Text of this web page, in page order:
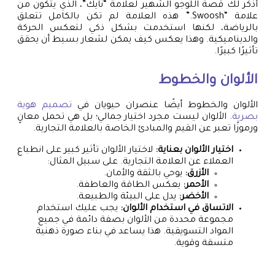
أذكر لك قصة اللوجو الشهير لعلامة “نايك”، الذي يتكون من
علامة “Swoosh.” هذه العلامة لم تكن بالكامل تتعلق
بالرياضة، لكنها استخدمت بشكل ذكي لتعكس الحركة
والديناميكية. وهذا يعكس كيف يمكن لشعار بسيط أن يحقق
تأثيرًا كبيرًا.
الألوان والخطوط
الألوان والخطوط أيضًا عنصران حيويان في تصميم هوية
بصرية. الألوان ليست مجرد اختيار جمالي؛ بل هي تحمل معانٍ
ورموزًا تعبر عن القيم والمبادئ الخاصة بالعلامة التجارية.
اختيار الألوان بعناية: لاختيار الألوان تأثير كبير على انطباع
العملاء عن العلامة التجارية. على سبيل المثال:
الأزرق: يوحي بالثقة والأمان.
الأحمر: يعكس الطاقة والعاطفة.
الأخضر: يدل على البيئة والطبيعة.
الاتساق في استخدام الألوان: يجب عليك استخدام
مجموعة محددة من الألوان بصفة دائمة في جميع
المواد التسويقية. هذا يساعد في بناء صورة ذهنية
متسقة وقوية.